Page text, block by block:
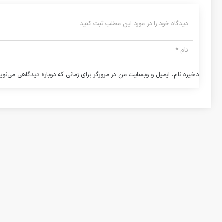
ذخیره نام، ایمیل و وبسایت من در مرورگر برای زمانی که دوباره دیدگاهی